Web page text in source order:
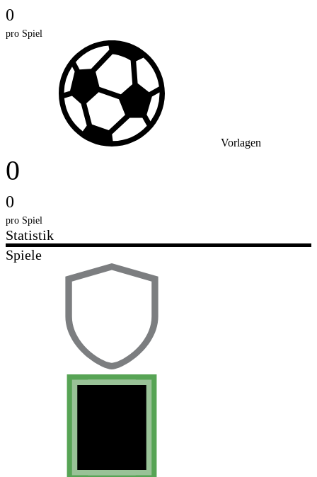
0
pro Spiel
Vorlagen
0
0
pro Spiel
Statistik
Spiele